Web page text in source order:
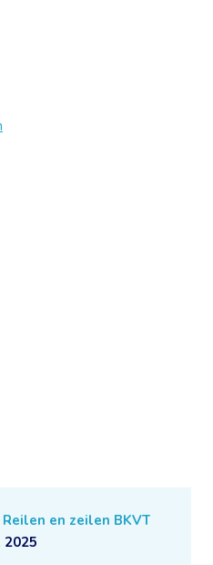
Reilen en zeilen BKVT